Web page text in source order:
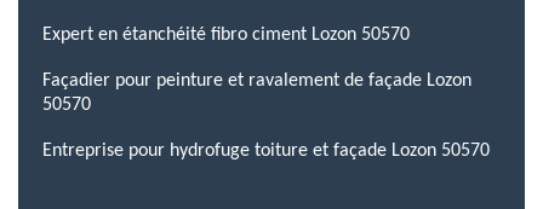
Expert en étanchéité fibro ciment Lozon 50570
Façadier pour peinture et ravalement de façade Lozon
50570
Entreprise pour hydrofuge toiture et façade Lozon 50570